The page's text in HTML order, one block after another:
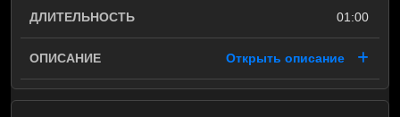
01:00
Открыть описание